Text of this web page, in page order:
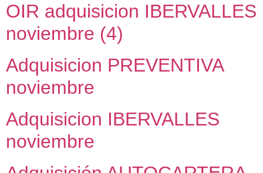
OIR adquisicion IBERVALLES
noviembre (4)
Adquisicion PREVENTIVA
noviembre
Adquisicion IBERVALLES
noviembre